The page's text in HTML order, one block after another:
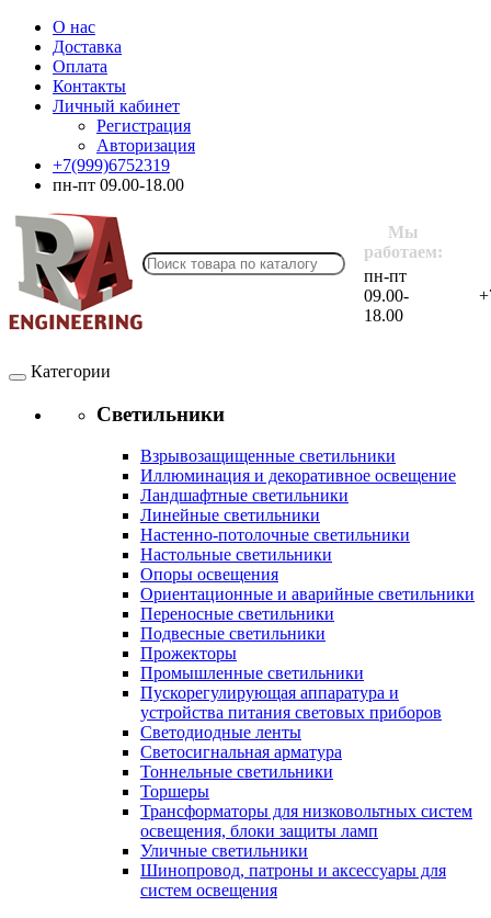
О нас
Доставка
Оплата
Контакты
Личный кабинет
Регистрация
Авторизация
+7(999)6752319
пн-пт 09.00-18.00
Мы
работаем:
пн-пт
09.00-
18.00
Категории
Светильники
Взрывозащищенные светильники
Иллюминация и декоративное освещение
Ландшафтные светильники
Линейные светильники
Настенно-потолочные светильники
Настольные светильники
Опоры освещения
Ориентационные и аварийные светильники
Переносные светильники
Подвесные светильники
Прожекторы
Промышленные светильники
Пускорегулирующая аппаратура и
устройства питания световых приборов
Светодиодные ленты
Светосигнальная арматура
Тоннельные светильники
Торшеры
Трансформаторы для низковольтных систем
освещения, блоки защиты ламп
Уличные светильники
Шинопровод, патроны и аксессуары для
систем освещения